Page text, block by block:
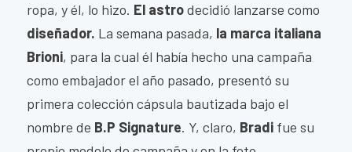
ropa, y él, lo hizo. El astrodecidió lanzarse como
diseñador. La semana pasada, la marca italiana
Brioni, para la cual él había hecho una campaña
como embajador el año pasado, presentó su
primera colección cápsula bautizada bajo el
nombre de B.P Signature. Y, claro, Bradi fue su